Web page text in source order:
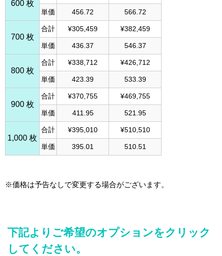
600 枚
単価 456.72 566.72
700 枚
合計 ¥305,459 ¥382,459
単価 436.37 546.37
800 枚
合計 ¥338,712 ¥426,712
単価 423.39 533.39
900 枚
合計 ¥370,755 ¥469,755
単価 411.95 521.95
1,000 枚
合計 ¥395,010 ¥510,510
単価 395.01 510.51
※価格は予告なしで変更する場合がございます。
下記よりご希望のオプションをクリック
してください。